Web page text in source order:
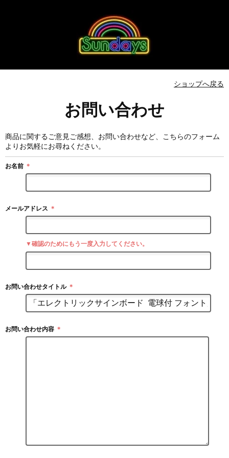
ショップへ戻る
お問い合わせ
商品に関するご意見ご感想、お問い合わせなど、こちらのフォーム
よりお気軽にお尋ねください。
お名前 ＊
メールアドレス ＊
▼確認のためにもう一度入力してください。
お問い合わせタイトル ＊
お問い合わせ内容 ＊